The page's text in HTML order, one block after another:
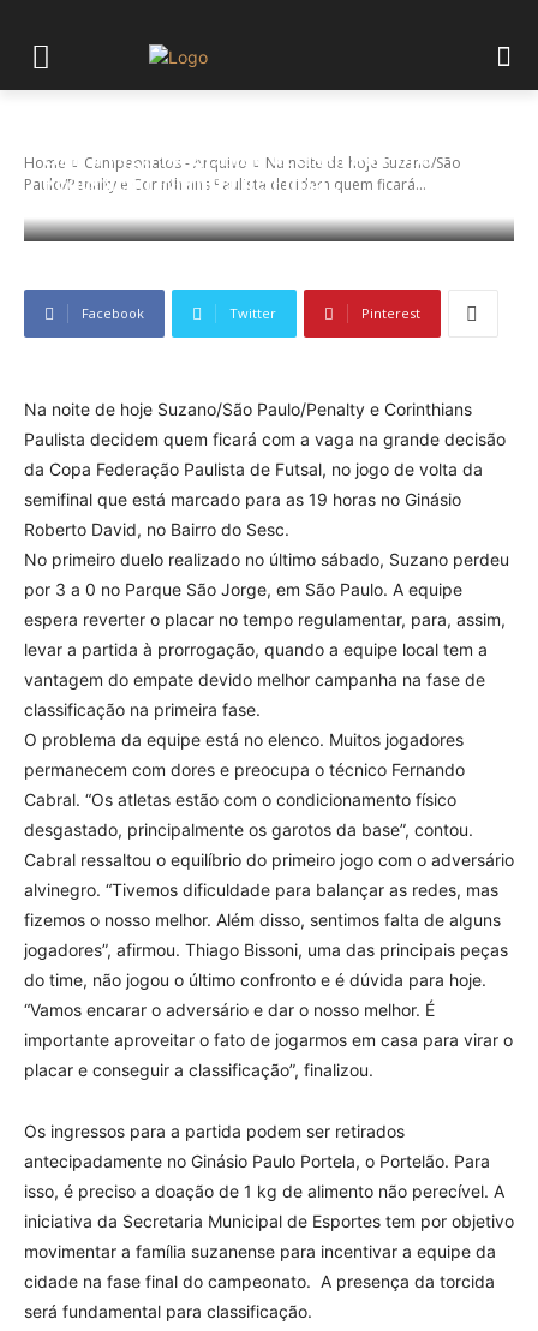
Home Campeonatos - Arquivo
Na noite de hoje Suzano/São
Paulo/Penalty e Corinthians Paulista decidem quem ficará...
com a vaga na grande decisão da Copa
Federação Paulista de Futsal.
Facebook Twitter Pinterest
Na noite de hoje Suzano/São Paulo/Penalty e Corinthians
Paulista decidem quem ficará com a vaga na grande decisão
da Copa Federação Paulista de Futsal, no jogo de volta da
semifinal que está marcado para as 19 horas no Ginásio
Roberto David, no Bairro do Sesc.
No primeiro duelo realizado no último sábado, Suzano perdeu
por 3 a 0 no Parque São Jorge, em São Paulo. A equipe
espera reverter o placar no tempo regulamentar, para, assim,
levar a partida à prorrogação, quando a equipe local tem a
vantagem do empate devido melhor campanha na fase de
classificação na primeira fase.
O problema da equipe está no elenco. Muitos jogadores
permanecem com dores e preocupa o técnico Fernando
Cabral. “Os atletas estão com o condicionamento físico
desgastado, principalmente os garotos da base”, contou.
Cabral ressaltou o equilíbrio do primeiro jogo com o adversário
alvinegro. “Tivemos dificuldade para balançar as redes, mas
fizemos o nosso melhor. Além disso, sentimos falta de alguns
jogadores”, afirmou. Thiago Bissoni, uma das principais peças
do time, não jogou o último confronto e é dúvida para hoje.
“Vamos encarar o adversário e dar o nosso melhor. É
importante aproveitar o fato de jogarmos em casa para virar o
placar e conseguir a classificação”, finalizou.
Os ingressos para a partida podem ser retirados
antecipadamente no Ginásio Paulo Portela, o Portelão. Para
isso, é preciso a doação de 1 kg de alimento não perecível. A
iniciativa da Secretaria Municipal de Esportes tem por objetivo
movimentar a família suzanense para incentivar a equipe da
cidade na fase final do campeonato. A presença da torcida
será fundamental para classificação.